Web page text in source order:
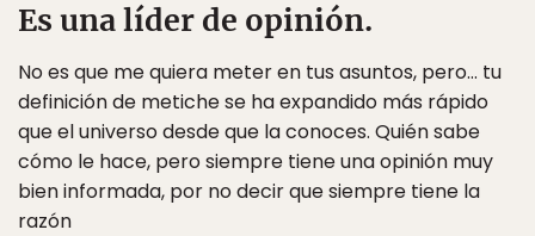
Es una líder de opinión.
No es que me quiera meter en tus asuntos, pero… tu
definición de metiche se ha expandido más rápido
que el universo desde que la conoces. Quién sabe
cómo le hace, pero siempre tiene una opinión muy
bien informada, por no decir que siempre tiene la
razón